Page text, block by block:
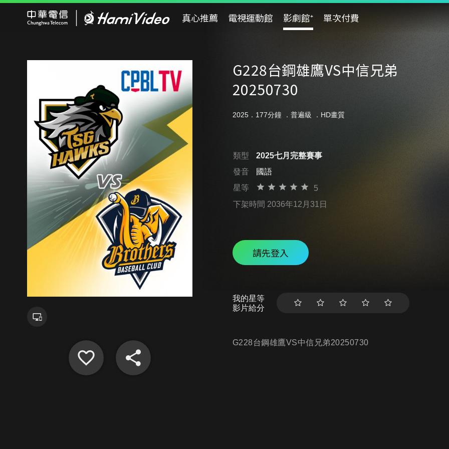
真心推薦 電視運動館 影劇館⁺ 單次付費
G228台鋼雄鷹VS中信兄弟
20250730
2025．177分鐘 ． 普遍級 ．HD畫質
類型
2025七月完整賽事
發音
國語
星等
5
下架時間 2036年12月31日
請先登入
我的星等
影片給分
G228台鋼雄鷹VS中信兄弟20250730